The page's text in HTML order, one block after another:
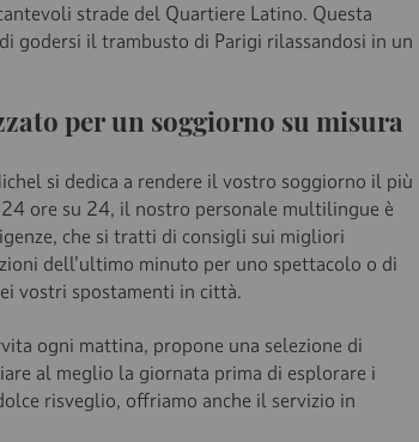
strade del Quartiere Latino. Questa
godersi il trambusto di Parigi rilassandosi in un
per un soggiorno su misura
si dedica a rendere il vostro soggiorno il più
ore su 24, il nostro personale multilingue è
che si tratti di consigli sui migliori
dell'ultimo minuto per uno spettacolo o di
vostri spostamenti in città.
ogni mattina, propone una selezione di
al meglio la giornata prima di esplorare i
risveglio, offriamo anche il servizio in